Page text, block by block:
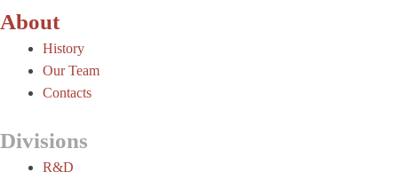
About
History
Our Team
Contacts
Divisions
R&D